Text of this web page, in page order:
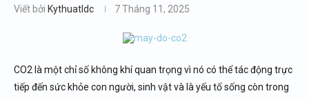
Viết bởi Kythuatldc 7 Tháng 11, 2025
CO2 là một chỉ số không khí quan trọng vì nó có thể tác động trực
tiếp đến sức khỏe con người, sinh vật và là yếu tố sống còn trong